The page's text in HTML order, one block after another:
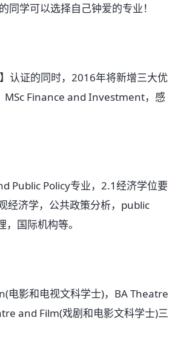
学可以选择自己钟爱的专业！
认证的同时，2016年将新增三大优
MSc Finance and Investment，感
Public Policy专业，2.1经济学位要
经济学，公共政策分析，public
国际机构等。
影和电视文科学士)，BA Theatre
and Film(戏剧和电影文科学士)三